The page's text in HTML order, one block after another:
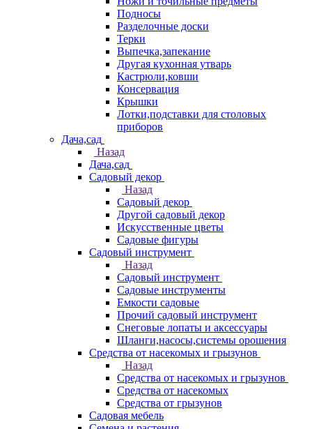
Подносы
Разделочные доски
Терки
Выпечка,запекание
Другая кухонная утварь
Кастрюли,ковши
Консервация
Крышки
Лотки,подставки для столовых
приборов
Дача,сад
Назад
Дача,сад
Садовый декор
Назад
Садовый декор
Другой садовый декор
Искусственные цветы
Садовые фигуры
Садовый инструмент
Назад
Садовый инструмент
Садовые инструменты
Емкости садовые
Прочий садовый инструмент
Снеговые лопаты и аксессуары
Шланги,насосы,системы орошения
Средства от насекомых и грызунов
Назад
Средства от насекомых и грызунов
Средства от насекомых
Средства от грызунов
Садовая мебель